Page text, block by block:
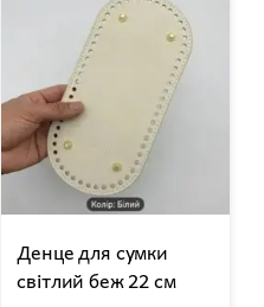
Денце для сумки
світлий беж 22 см